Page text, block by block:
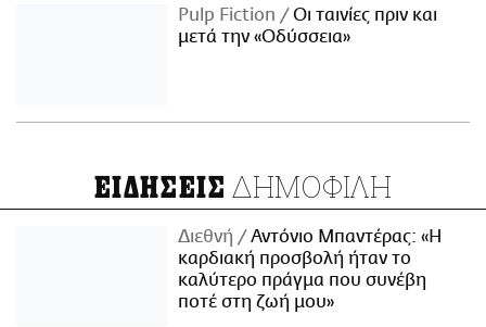
Pulp Fiction
Οι ταινίες πριν και
μετά την «Οδύσσεια»
ΕΙΔΗΣΕΙΣ ΔΗΜΟΦΙΛΗ
Διεθνή
Αντόνιο Μπαντέρας: «Η
καρδιακή προσβολή ήταν το
καλύτερο πράγμα που συνέβη
ποτέ στη ζωή μου»